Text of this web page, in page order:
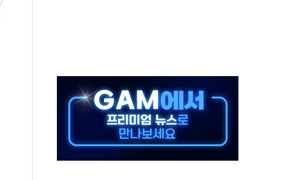
기 거꾸로' 논란…이틀만에 철거
시간당 30mm 강한 비...호우 피해 없어
공방…野 "청년 우롱 기괴" vs 與 "송구한 해프닝"